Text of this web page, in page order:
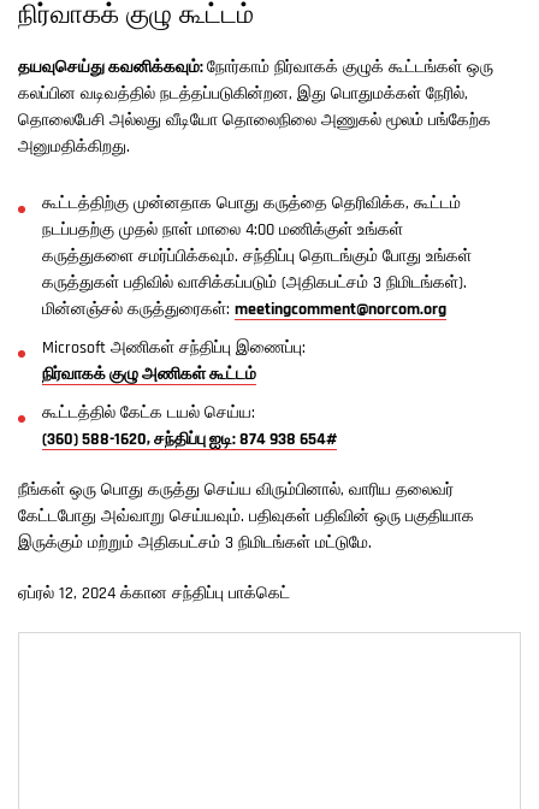
நிர்வாகக் குழு கூட்டம்
தயவுசெய்து கவனிக்கவும்: நோர்காம் நிர்வாகக் குழுக் கூட்டங்கள் ஒரு
கலப்பின வடிவத்தில் நடத்தப்படுகின்றன, இது பொதுமக்கள் நேரில்,
தொலைபேசி அல்லது வீடியோ தொலைநிலை அணுகல் மூலம் பங்கேற்க
அனுமதிக்கிறது.
கூட்டத்திற்கு முன்னதாக பொது கருத்தை தெரிவிக்க, கூட்டம்
நடப்பதற்கு முதல் நாள் மாலை 4:00 மணிக்குள் உங்கள்
கருத்துகளை சமர்ப்பிக்கவும். சந்திப்பு தொடங்கும் போது உங்கள்
கருத்துகள் பதிவில் வாசிக்கப்படும் (அதிகபட்சம் 3 நிமிடங்கள்).
மின்னஞ்சல் கருத்துரைகள்: meetingcomment@norcom.org
Microsoft அணிகள் சந்திப்பு இணைப்பு:
நிர்வாகக் குழு அணிகள் கூட்டம்
கூட்டத்தில் கேட்க டயல் செய்ய:
(360) 588-1620, சந்திப்பு ஐடி: 874 938 654#
நீங்கள் ஒரு பொது கருத்து செய்ய விரும்பினால், வாரிய தலைவர்
கேட்டபோது அவ்வாறு செய்யவும். பதிவுகள் பதிவின் ஒரு பகுதியாக
இருக்கும் மற்றும் அதிகபட்சம் 3 நிமிடங்கள் மட்டுமே.
ஏப்ரல் 12, 2024 க்கான சந்திப்பு பாக்கெட்